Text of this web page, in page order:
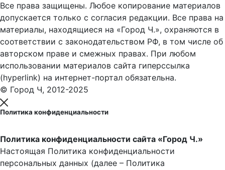
Все права защищены. Любое копирование материалов
допускается только с согласия редакции. Все права на
материалы, находящиеся на «Город Ч.», охраняются в
соответствии с законодательством РФ, в том числе об
авторском праве и смежных правах. При любом
использовании материалов сайта гиперссылка
(hyperlink) на интернет-портал обязательна.
© Город Ч, 2012-2025
Политика конфиденциальности
Политика конфиденциальности сайта «Город Ч.»
Настоящая Политика конфиденциальности
персональных данных (далее – Политика